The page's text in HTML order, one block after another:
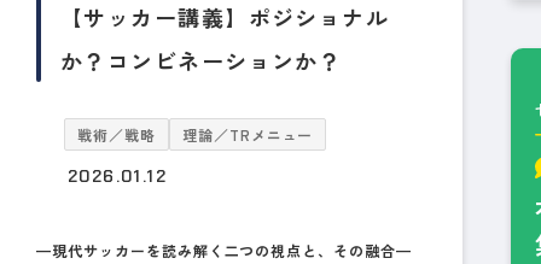
【サッカー講義】ポジショナル
か？コンビネーションか？
戦術／戦略 理論／TRメニュー
2026.01.12
—現代サッカーを読み解く二つの視点と、その融合—